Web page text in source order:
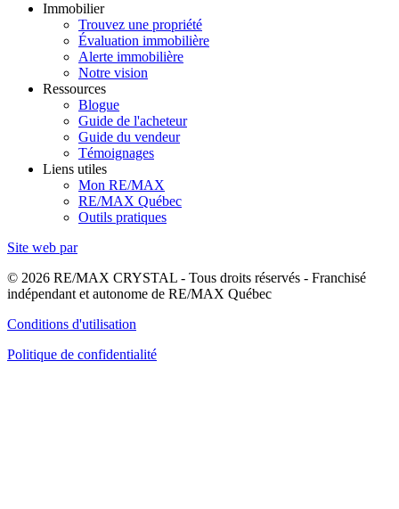
Immobilier
Trouvez une propriété
Évaluation immobilière
Alerte immobilière
Notre vision
Ressources
Blogue
Guide de l'acheteur
Guide du vendeur
Témoignages
Liens utiles
Mon RE/MAX
RE/MAX Québec
Outils pratiques
Site web par
© 2026 RE/MAX CRYSTAL - Tous droits réservés - Franchisé
indépendant et autonome de RE/MAX Québec
Conditions d'utilisation
Politique de confidentialité